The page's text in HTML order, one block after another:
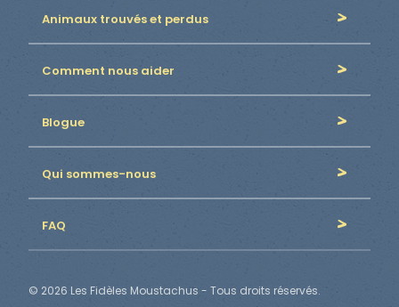
Animaux trouvés et perdus
Comment nous aider
Blogue
Qui sommes-nous
FAQ
© 2026 Les Fidèles Moustachus - Tous droits réservés.